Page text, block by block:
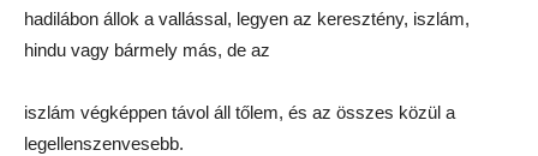
hadilábon állok a vallással, legyen az keresztény, iszlám,
hindu vagy bármely más, de az
iszlám végképpen távol áll tőlem, és az összes közül a
legellenszenvesebb.